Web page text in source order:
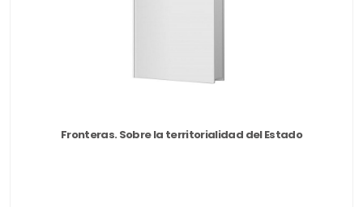
Fronteras. Sobre la territorialidad del Estado